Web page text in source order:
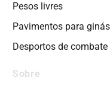
Pesos livres
Pavimentos para
Desportos de combate
Sobre